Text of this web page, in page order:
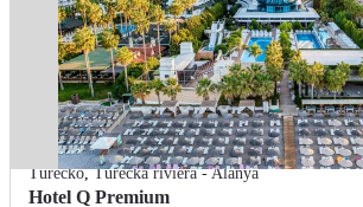
Turecko,Turecká riviéra - Alanya
Hotel Q Premium